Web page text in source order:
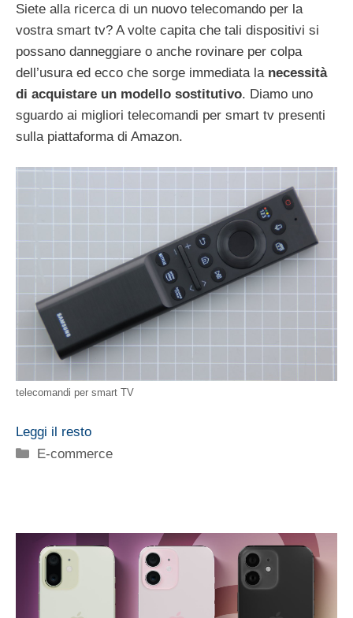
Siete alla ricerca di un nuovo telecomando per la
vostra smart tv? A volte capita che tali dispositivi si
possano danneggiare o anche rovinare per colpa
dell’usura ed ecco che sorge immediata la necessità
di acquistare un modello sostitutivo. Diamo uno
sguardo ai migliori telecomandi per smart tv presenti
sulla piattaforma di Amazon.
telecomandi per smart TV
Leggi il resto
Categorie
E-commerce